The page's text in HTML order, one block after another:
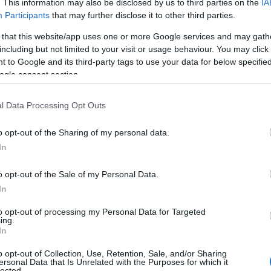
This information may also be disclosed by us to third parties on the
Participants that may further disclose it to other third parties.
that this website/app uses one or more Google services and may
but not limited to your visit or usage behaviour. You may
to Google and its third-party tags to use your data for below
consent section.
Data Processing Opt Outs
opt-out of the Sharing of my personal data.
opt-out of the Sale of my Personal Data.
opt-out of processing my Personal Data for Targeted
opt-out of Collection, Use, Retention, Sale, and/or Sharing
Data that Is Unrelated with the Purposes for which it
του, που κατηγορείται για
να αποτρέψει το κακό. «Κατάφερα
ήταν πλέον αργά. Αυτός που σκότωσε δεν
χωρίς επαφή με το περιβάλλον».
το πανελλήνιο, σημειώθηκε την περασμένη
και τραυμάτισε θανάσιμα τον 21χρονο
κράτηση του ζεύγους
γνώμη ανακριτή και εισαγγελέα,
πλήρες υπόβαθρο της υπόθεσης